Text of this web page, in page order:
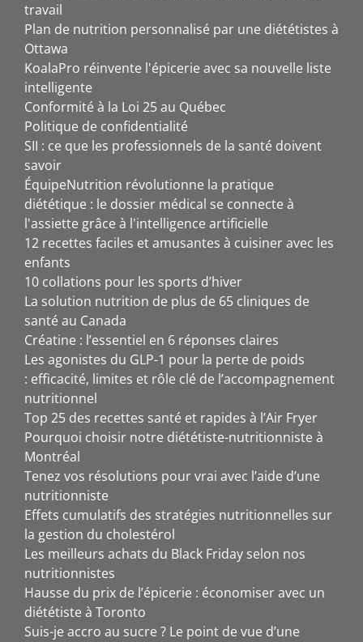
travail
Plan de nutrition personnalisé par une diététistes à
Ottawa
KoalaPro réinvente l'épicerie avec sa nouvelle liste
intelligente
Conformité à la Loi 25 au Québec
Politique de confidentialité
SII : ce que les professionnels de la santé doivent
savoir
ÉquipeNutrition révolutionne la pratique
diététique : le dossier médical se connecte à
l'assiette grâce à l'intelligence artificielle
12 recettes faciles et amusantes à cuisiner avec les
enfants
10 collations pour les sports d’hiver
La solution nutrition de plus de 65 cliniques de
santé au Canada
Créatine : l’essentiel en 6 réponses claires
Les agonistes du GLP-1 pour la perte de poids
: efficacité, limites et rôle clé de l’accompagnement
nutritionnel
Top 25 des recettes santé et rapides à l’Air Fryer
Pourquoi choisir notre diététiste-nutritionniste à
Montréal
Tenez vos résolutions pour vrai avec l’aide d’une
nutritionniste
Effets cumulatifs des stratégies nutritionnelles sur
la gestion du cholestérol
Les meilleurs achats du Black Friday selon nos
nutritionnistes
Hausse du prix de l’épicerie : économiser avec un
diététiste à Toronto
Suis-je accro au sucre ? Le point de vue d’une